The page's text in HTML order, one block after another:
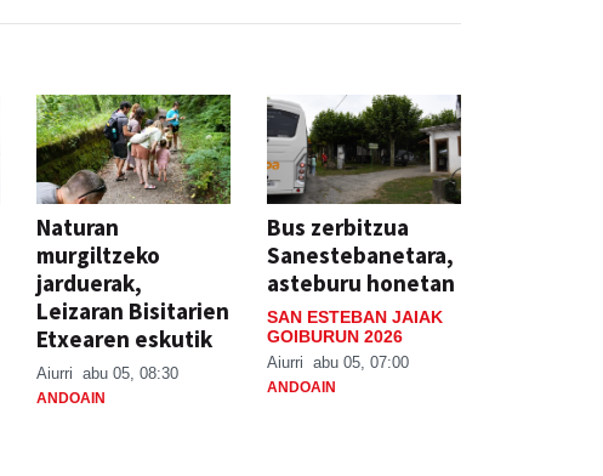
Naturan
murgiltzeko
jarduerak,
Leizaran Bisitarien
Etxearen eskutik
Aiurri abu 05, 08:30
ANDOAIN
Bus zerbitzua
Sanestebanetara,
asteburu honetan
SAN ESTEBAN JAIAK
GOIBURUN 2026
Aiurri abu 05, 07:00
ANDOAIN